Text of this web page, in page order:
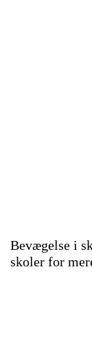
Bevægelse i
skoler for